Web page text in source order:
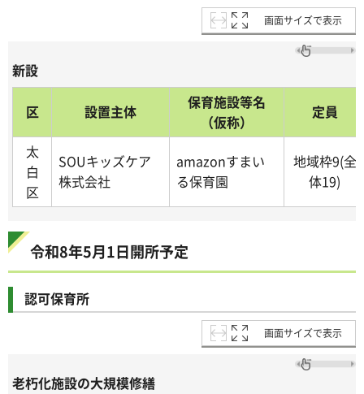
画面サイズで表示
新設
区 設置主体
保育施設等名
（仮称）
定員
太
白
区
SOUキッズケア
株式会社
amazonすまい
る保育園
地域枠9(全
体19)
令和8年5月1日開所予定
認可保育所
画面サイズで表示
老朽化施設の大規模修繕